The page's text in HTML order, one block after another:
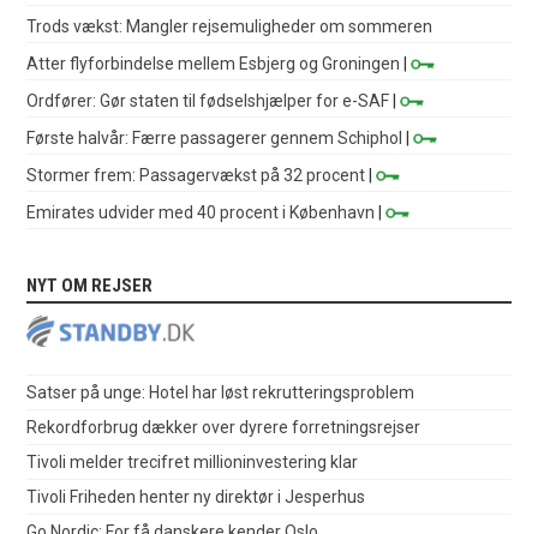
Trods vækst: Mangler rejsemuligheder om sommeren
Atter flyforbindelse mellem Esbjerg og Groningen |
Ordfører: Gør staten til fødselshjælper for e-SAF |
Første halvår: Færre passagerer gennem Schiphol
|
Stormer frem: Passagervækst på 32 procent |
Emirates udvider med 40 procent i København |
NYT OM REJSER
Satser på unge: Hotel har løst rekrutteringsproblem
Rekordforbrug dækker over dyrere forretningsrejser
Tivoli melder trecifret millioninvestering klar
Tivoli Friheden henter ny direktør i Jesperhus